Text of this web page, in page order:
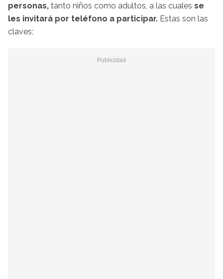
personas, tanto niños como adultos, a las cuales se
les invitará por teléfono a participar. Estas son las
claves: